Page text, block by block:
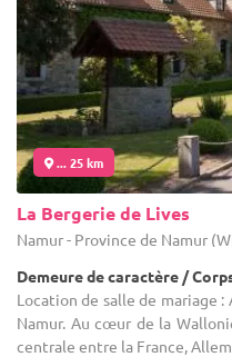
... 25 km
La Bergerie de Lives
Namur - Province de Namur
Demeure de caractère /
Location de salle de mariage
Namur. Au cœur de la
centrale entre la France,